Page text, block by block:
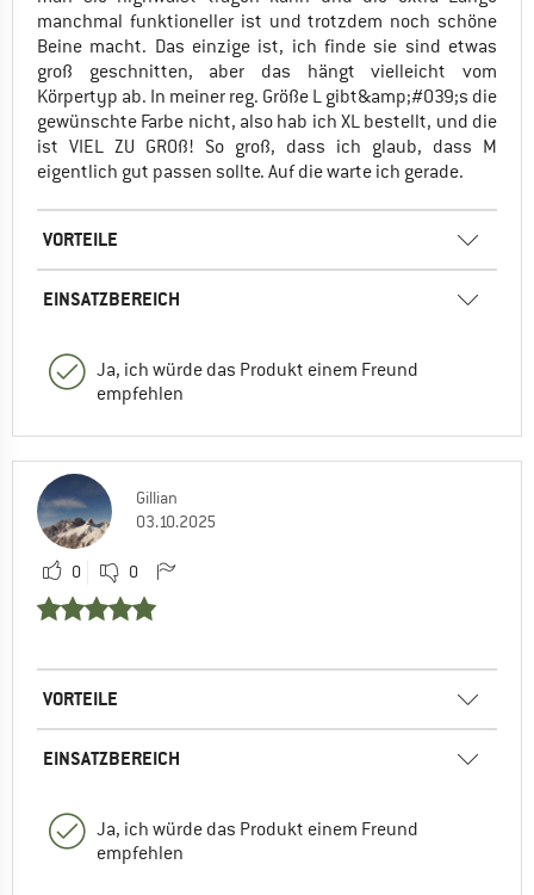
manchmal funktioneller ist und trotzdem noch schöne
Beine macht. Das einzige ist, ich finde sie sind etwas
groß geschnitten, aber das hängt vielleicht vom
Körpertyp ab. In meiner reg. Größe L gibt&amp;#039;s die
gewünschte Farbe nicht, also hab ich XL bestellt, und die
ist VIEL ZU GROß! So groß, dass ich glaub, dass M
eigentlich gut passen sollte. Auf die warte ich gerade.
VORTEILE
EINSATZBEREICH
Ja, ich würde das Produkt einem Freund
empfehlen
Gillian
03.10.2025
0 0
VORTEILE
EINSATZBEREICH
Ja, ich würde das Produkt einem Freund
empfehlen